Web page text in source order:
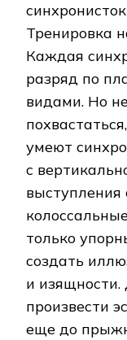
Тренировка
Каждая
разряд по
видами. Но
умеют
с
только
создать
и
произвести
еще до